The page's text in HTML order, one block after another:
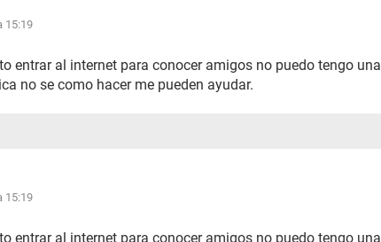
15:19
entrar al internet para conocer amigos no puedo tengo una
no se como hacer me pueden ayudar.
15:19
entrar al internet para conocer amigos no puedo tengo una